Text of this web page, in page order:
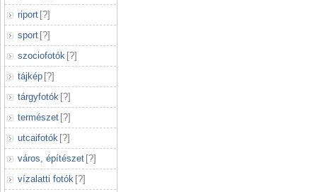
riport [?]
sport [?]
szociofotók [?]
tájkép [?]
tárgyfotók [?]
természet [?]
utcaifotók [?]
város, építészet [?]
vízalatti fotók [?]